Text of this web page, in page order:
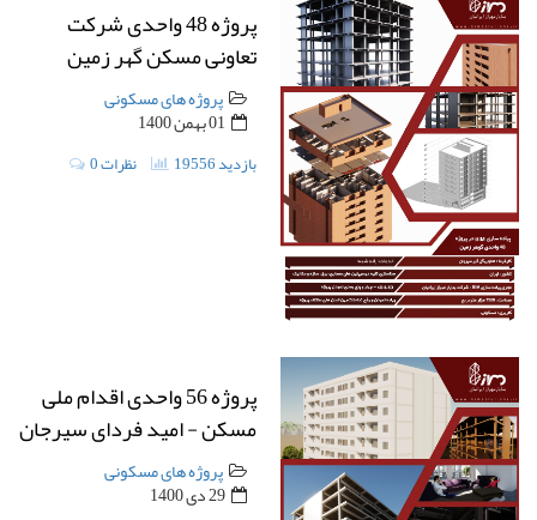
پروژه 48 واحدی شرکت
تعاونی مسکن گهر زمین
پروژه های مسکونی
01 بهمن 1400
0 نظرات 19556 بازدید
پروژه 56 واحدی اقدام ملی
مسکن - امید فردای سیرجان
پروژه های مسکونی
29 دی 1400